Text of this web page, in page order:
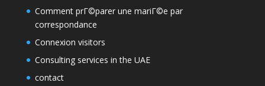
Comment prГ©parer une mariГ©e par
correspondance
Connexion visitors
Consulting services in the UAE
contact